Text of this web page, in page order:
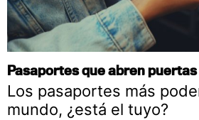
Pasaportes que abren puertas
Los pasaportes más
mundo, ¿está el tuyo?